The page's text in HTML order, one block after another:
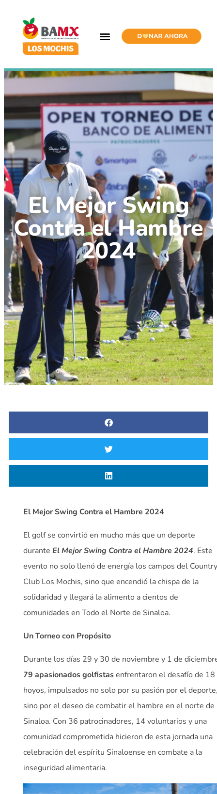
El Mejor Swing
Contra el Hambre
2024
El Mejor Swing Contra el Hambre 2024
El golf se convirtió en mucho más que un deporte
durante El Mejor Swing Contra el Hambre 2024. Este
evento no solo llenó de energía los campos del Country
Club Los Mochis, sino que encendió la chispa de la
solidaridad y llegará la alimento a cientos de
comunidades en Todo el Norte de Sinaloa.
Un Torneo con Propósito
Durante los días 29 y 30 de noviembre y 1 de
79 apasionados golfistasenfrentaron el desafío de 18
hoyos, impulsados no solo por su pasión por el
sino por el deseo de combatir el hambre en el norte de
Sinaloa. Con 36 patrocinadores, 14 voluntarios y una
comunidad comprometida hicieron de esta jornada una
celebración del espíritu Sinaloense en combate a la
inseguridad alimentaria.